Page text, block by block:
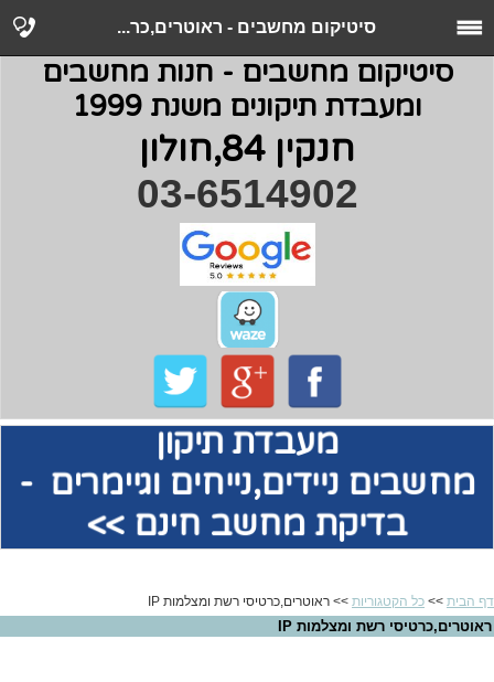
סיטיקום מחשבים - ראוטרים,כר...
סיטיקום מחשבים - חנות מחשבים
ומעבדת תיקונים משנת 1999
חנקין 84,חולון
03-6514902
מעבדת תיקון
מחשביםניידים,נייחים וגיימרים -
בדיקת מחשב חינם >>
דף הבית >> כל הקטגוריות >> ראוטרים,כרטיסי רשת ומצלמות IP
ראוטרים,כרטיסי רשת ומצלמות IP